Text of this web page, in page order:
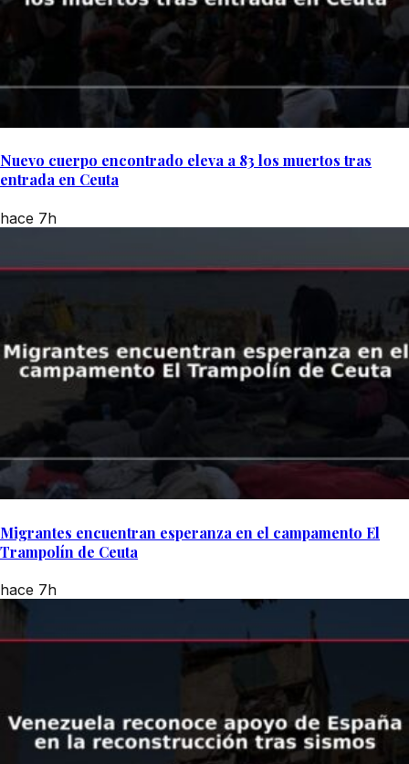
Nuevo cuerpo encontrado eleva a 83 los muertos tras
entrada en Ceuta
hace 7h
Migrantes encuentran esperanza en el campamento El
Trampolín de Ceuta
hace 7h